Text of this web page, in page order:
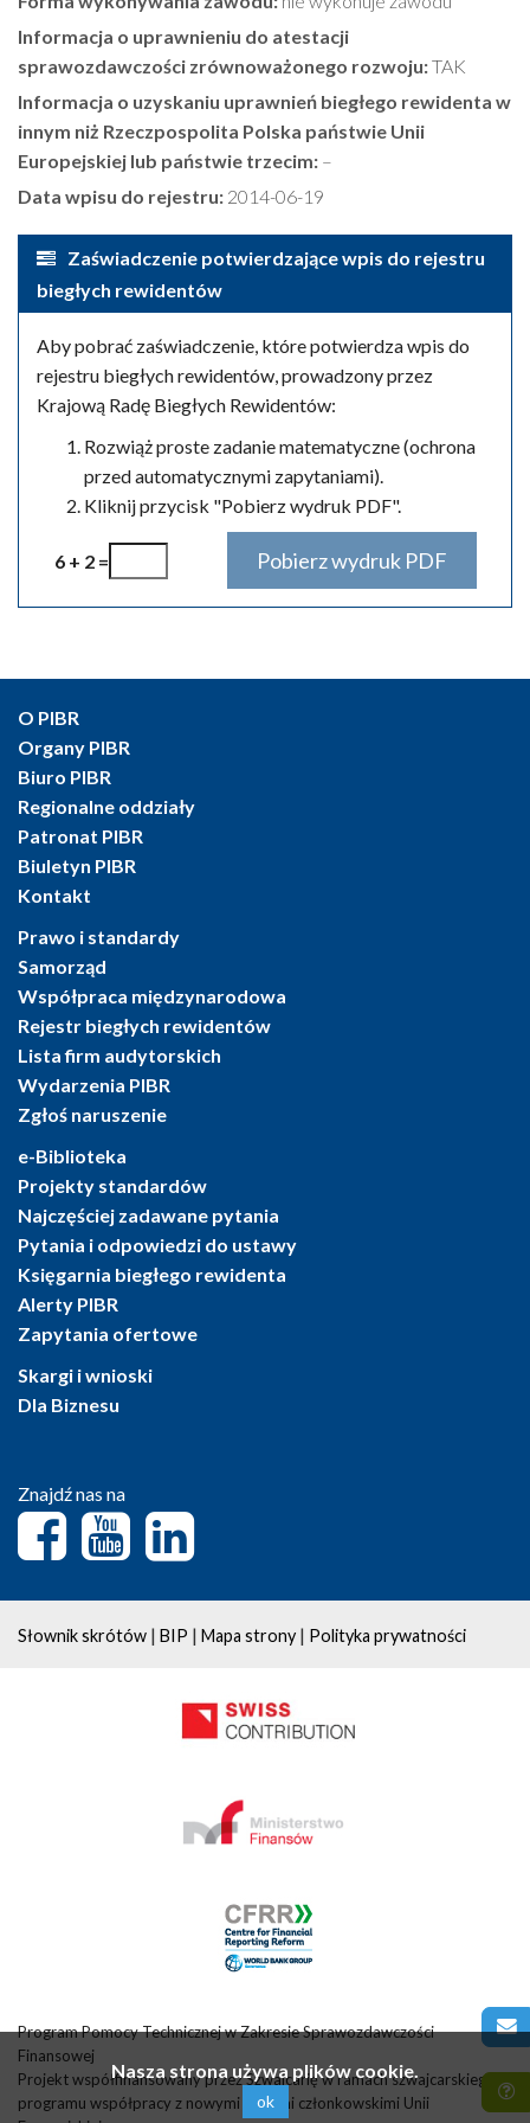
Informacja o uprawnieniu do atestacji
sprawozdawczości zrównoważonego rozwoju:TAK
Informacja o uzyskaniu uprawnień biegłego rewidenta w
innym niż Rzeczpospolita Polska państwie Unii
Europejskiej lub państwie trzecim: –
Data wpisu do rejestru: 2014-06-19
Zaświadczenie potwierdzające wpis do rejestru
biegłych rewidentów
Aby pobrać zaświadczenie, które potwierdza wpis do
rejestru biegłych rewidentów, prowadzony przez
Krajową Radę Biegłych Rewidentów:
Rozwiąż proste zadanie matematyczne (ochrona
przed automatycznymi zapytaniami).
Kliknij przycisk "Pobierz wydruk PDF".
6 + 2 =
O PIBR
Organy PIBR
Biuro PIBR
Regionalne oddziały
Patronat PIBR
Biuletyn PIBR
Kontakt
Prawo i standardy
Samorząd
Współpraca międzynarodowa
Rejestr biegłych rewidentów
Lista firm audytorskich
Wydarzenia PIBR
Zgłoś naruszenie
e-Biblioteka
Projekty standardów
Najczęściej zadawane pytania
Pytania i odpowiedzi do ustawy
Księgarnia biegłego rewidenta
Alerty PIBR
Zapytania ofertowe
Skargi i wnioski
Dla Biznesu
Znajdź nas na
Słownik skrótów | BIP | Mapa strony | Polityka prywatności
Program Pomocy Technicznej w Zakresie Sprawozdawczości
Finansowej
Projekt współfinansowany przez Szwajcarię w ramach szwajcarskiego
programu współpracy z nowymi krajami członkowskimi Unii
Nasza strona używa plików cookie.
ok